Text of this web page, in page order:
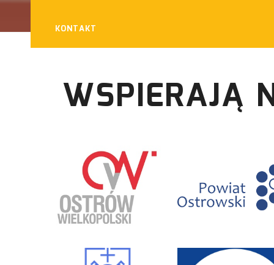
KONTAKT
WSPIERAJĄ